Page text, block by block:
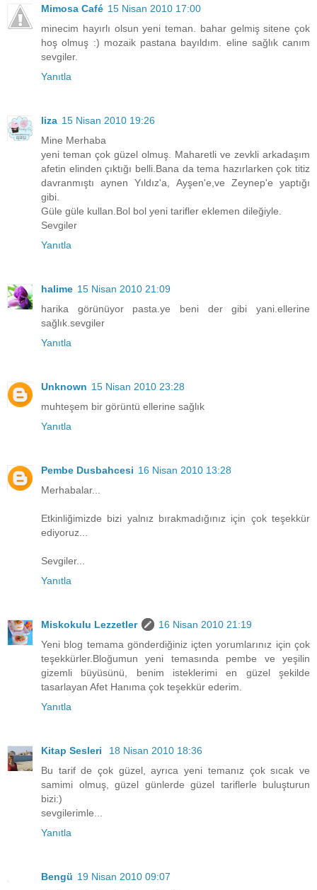
Mimosa Café 15 Nisan 2010 17:00
minecim hayırlı olsun yeni teman. bahar gelmiş sitene çok
hoş olmuş :) mozaik pastana bayıldım. eline sağlık canım
sevgiler.
Yanıtla
liza 15 Nisan 2010 19:26
Mine Merhaba
yeni teman çok güzel olmuş. Maharetli ve zevkli arkadaşım
afetin elinden çıktığı belli.Bana da tema hazırlarken çok titiz
davranmıştı aynen Yıldız'a, Ayşen'e,ve Zeynep'e yaptığı
gibi.
Güle güle kullan.Bol bol yeni tarifler eklemen dileğiyle.
Sevgiler
Yanıtla
halime 15 Nisan 2010 21:09
harika görünüyor pasta.ye beni der gibi yani.ellerine
sağlık.sevgiler
Yanıtla
Unknown 15 Nisan 2010 23:28
muhteşem bir görüntü ellerine sağlık
Yanıtla
Pembe Dusbahcesi 16 Nisan 2010 13:28
Merhabalar...
Etkinliğimizde bizi yalnız bırakmadığınız için çok teşekkür
ediyoruz...
Sevgiler...
Yanıtla
Miskokulu Lezzetler
16 Nisan 2010 21:19
Yeni blog temama gönderdiğiniz içten yorumlarınız için çok
teşekkürler.Bloğumun yeni temasında pembe ve yeşilin
gizemli büyüsünü, benim isteklerimi en güzel şekilde
tasarlayan Afet Hanıma çok teşekkür ederim.
Yanıtla
Kitap Sesleri
18 Nisan 2010 18:36
Bu tarif de çok güzel, ayrıca yeni temanız çok sıcak ve
samimi olmuş, güzel günlerde güzel tariflerle buluşturun
bizi:)
sevgilerimle...
Yanıtla
Bengü 19 Nisan 2010 09:07